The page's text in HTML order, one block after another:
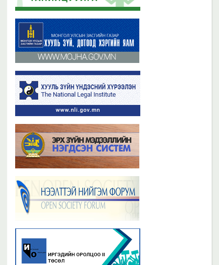
Бүх мэдээ